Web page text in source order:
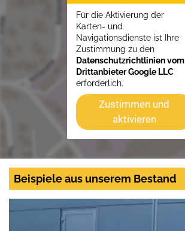
Für die Aktivierung der
Karten- und
Navigationsdienste ist Ihre
Zustimmung zu den
Datenschutzrichtlinien vom
Drittanbieter Google LLC
erforderlich.
Zustimmen und
aktivieren
Beispiele aus unserem Bestand